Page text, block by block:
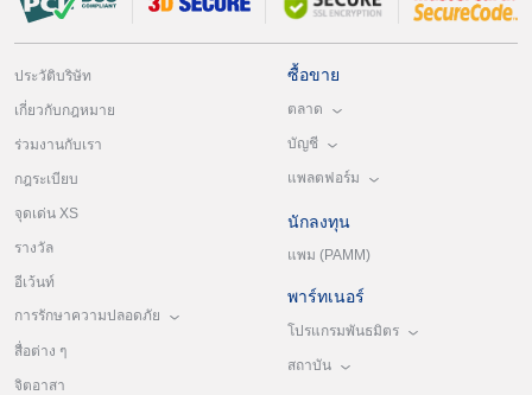
ประวัติบริษัท
เกี่ยวกับกฎหมาย
ร่วมงานกับเรา
กฎระเบียบ
จุดเด่น XS
รางวัล
อีเว้นท์
การรักษาความปลอดภัย
สื่อต่าง ๆ
จิตอาสา
ซื้อขาย
ตลาด
บัญชี
แพลตฟอร์ม
นักลงทุน
แพม (PAMM)
พาร์ทเนอร์
โปรแกรมพันธมิตร
สถาบัน